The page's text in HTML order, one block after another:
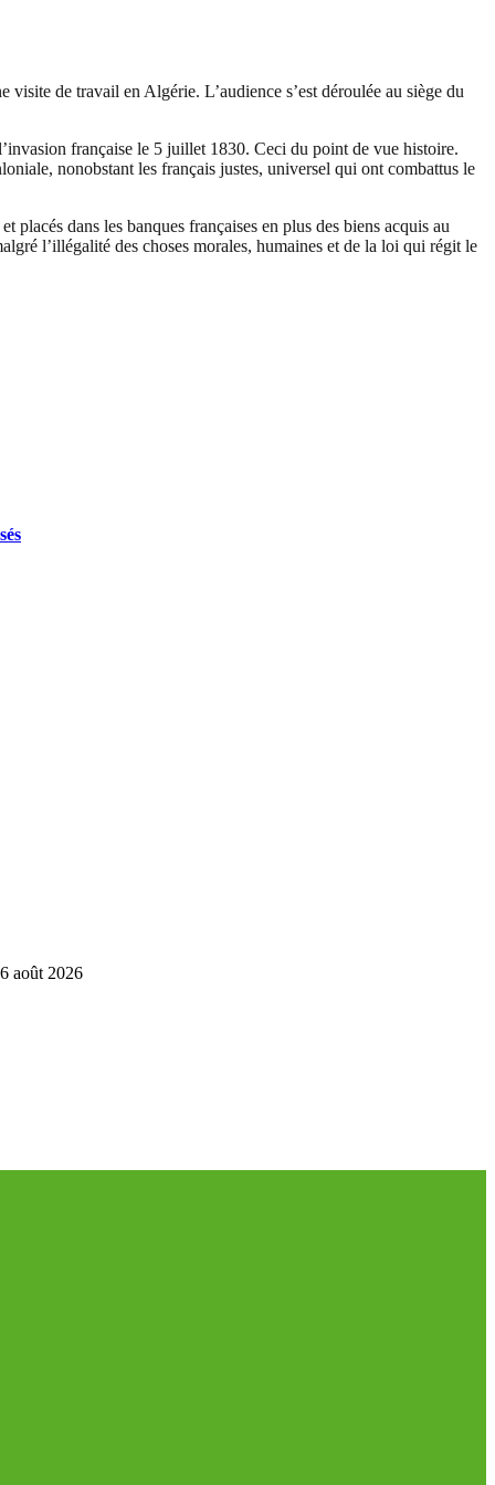
de travail en Algérie. L’audience s’est déroulée au siège du
française le 5 juillet 1830. Ceci du point de vue histoire.
nonobstant les français justes, universel qui ont combattus le
dans les banques françaises en plus des biens acquis au
l’illégalité des choses morales, humaines et de la loi qui régit le
6 août 2026